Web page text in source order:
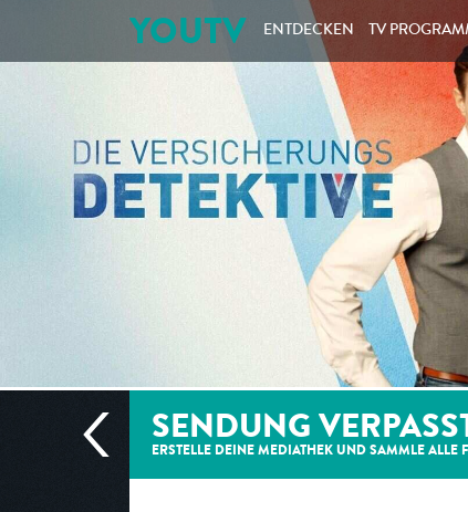
YOUTV ENTDECKEN TV
SENDUNG
ERSTELLE DEINE MEDIATHEK UND SAMMLE ALLE